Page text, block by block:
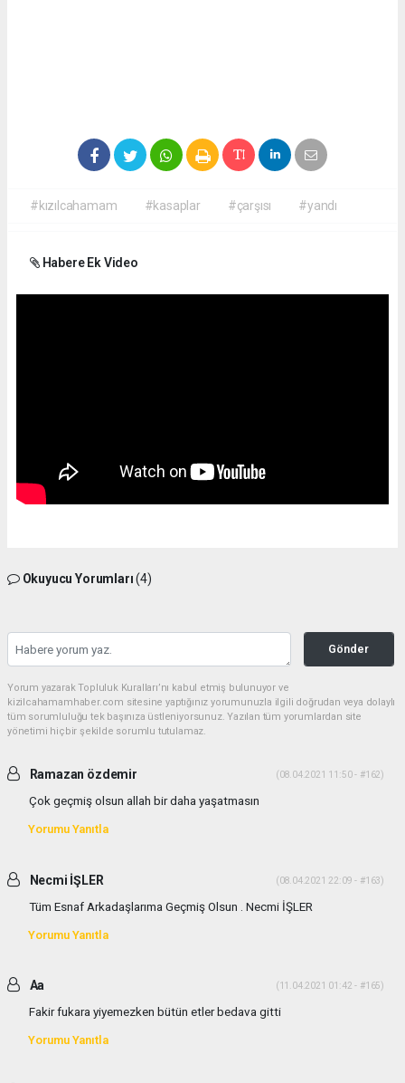
#kızılcahamam #kasaplar #çarşısı #yandı
Habere Ek Video
Okuyucu Yorumları(4)
Gönder
Yorum yazarak Topluluk Kuralları’nı kabul etmiş bulunuyor ve
kizilcahamamhaber.com sitesine yaptığınız yorumunuzla ilgili doğrudan veya dolaylı
tüm sorumluluğu tek başınıza üstleniyorsunuz. Yazılan tüm yorumlardan site
yönetimi hiçbir şekilde sorumlu tutulamaz.
Ramazan özdemir (08.04.2021 11:50 - #162)
Çok geçmiş olsun allah bir daha yaşatmasın
Yorumu Yanıtla
Necmi İŞLER (08.04.2021 22:09 - #163)
Tüm Esnaf Arkadaşlarıma Geçmiş Olsun . Necmi İŞLER
Yorumu Yanıtla
Aa (11.04.2021 01:42 - #165)
Fakir fukara yiyemezken bütün etler bedava gitti
Yorumu Yanıtla